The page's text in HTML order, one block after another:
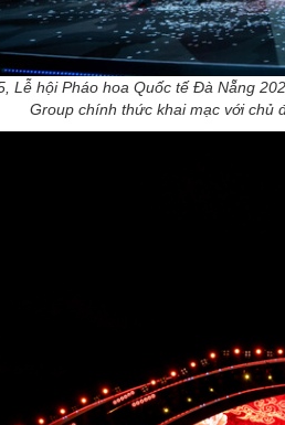
Lễ hội Pháo hoa Quốc tế Đà Nẵng
Group chính thức khai mạc với chủ